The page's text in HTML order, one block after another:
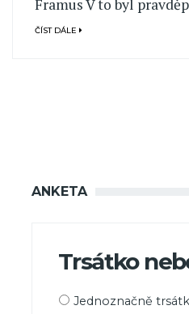
Framus V to byl
ČÍST DÁLE
ANKETA
Trsátko
Možnosti
Jednoznačně